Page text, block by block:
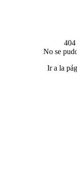
No se
Ir a la